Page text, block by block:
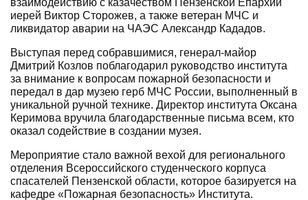
взаимодействию с казачеством Пензенской Епархии
иерей Виктор Сторожев, а также ветеран МЧС и
ликвидатор аварии на ЧАЭС Александр Кададов.
Выступая перед собравшимися, генерал-майор
Дмитрий Козлов поблагодарил руководство института
за внимание к вопросам пожарной безопасности и
передал в дар музею герб МЧС России, выполненный в
уникальной ручной технике. Директор института Оксана
Керимова вручила благодарственные письма всем, кто
оказал содействие в создании музея.
Мероприятие стало важной вехой для регионального
отделения Всероссийского студенческого корпуса
спасателей Пензенской области, которое базируется на
кафедре «Пожарная безопасность» Института.